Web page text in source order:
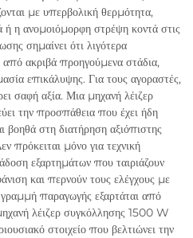
με υπερβολική θερμότητα,
η ανομοιόμορφη στρέψη κοντά στις
σημαίνει ότι λιγότερα
ακριβά προηγούμενα στάδια,
επικάλυψης. Για τους αγοραστές,
σαφή αξία. Μια μηχανή λέιζερ
την προσπάθεια που έχει ήδη
βοηθά στη διατήρηση αξιόπιστης
πρόκειται μόνο για τεχνική
εξαρτημάτων που ταιριάζουν
και περνούν τους ελέγχους με
παραγωγής εξαρτάται από
λέιζερ συγκόλλησης 1500 W
στοιχείο που βελτιώνει την